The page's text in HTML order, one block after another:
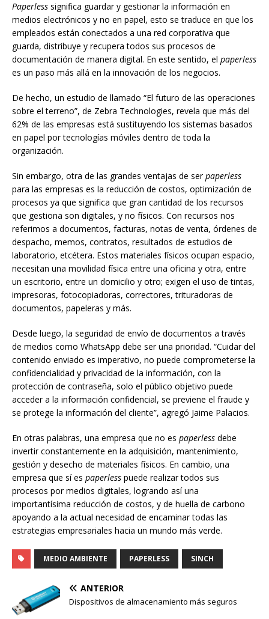
Paperless significa guardar y gestionar la información en
medios electrónicos y no en papel, esto se traduce en que los
empleados están conectados a una red corporativa que
guarda, distribuye y recupera todos sus procesos de
documentación de manera digital. En este sentido, el paperless
es un paso más allá en la innovación de los negocios.
De hecho, un estudio de llamado “El futuro de las operaciones
sobre el terreno”, de Zebra Technologies, revela que más del
62% de las empresas está sustituyendo los sistemas basados
en papel por tecnologías móviles dentro de toda la
organización.
Sin embargo, otra de las grandes ventajas de serpaperless
para las empresas es la reducción de costos, optimización de
procesos ya que significa que gran cantidad de los recursos
que gestiona son digitales, y no físicos. Con recursos nos
referimos a documentos, facturas, notas de venta, órdenes de
despacho, memos, contratos, resultados de estudios de
laboratorio, etcétera. Estos materiales físicos ocupan espacio,
necesitan una movilidad física entre una oficina y otra, entre
un escritorio, entre un domicilio y otro; exigen el uso de tintas,
impresoras, fotocopiadoras, correctores, trituradoras de
documentos, papeleras y más.
Desde luego, la seguridad de envío de documentos a través
de medios como WhatsApp debe ser una prioridad. “Cuidar del
contenido enviado es imperativo, no puede comprometerse la
confidencialidad y privacidad de la información, con la
protección de contraseña, solo el público objetivo puede
acceder a la información confidencial, se previene el fraude y
se protege la información del cliente”, agregó Jaime Palacios.
En otras palabras, una empresa que no es paperless debe
invertir constantemente en la adquisición, mantenimiento,
gestión y desecho de materiales físicos. En cambio, una
empresa que sí es paperless puede realizar todos sus
procesos por medios digitales, logrando así una
importantísima reducción de costos, y de huella de carbono
apoyando a la actual necesidad de encaminar todas las
estrategias empresariales hacia un mundo más verde.
MEDIO AMBIENTE PAPERLESS SINCH
ANTERIOR
Dispositivos de almacenamiento más seguros